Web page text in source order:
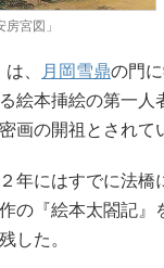
宮図」
、 月岡雪鼎の門
絵本挿絵の第一
画の開祖とされて
年にはすでに法
の『絵本太閤記』
した。